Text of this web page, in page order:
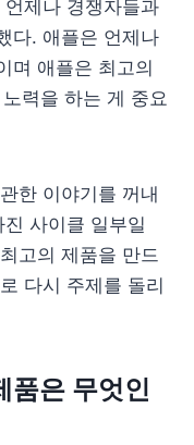
제나 경쟁자들과
다. 애플은 언제나
며 애플은 최고의
력을 하는 게 중요
한 이야기를 꺼내
사이클 일부일
고의 제품을 만드
다시 주제를 돌리
품은 무엇인